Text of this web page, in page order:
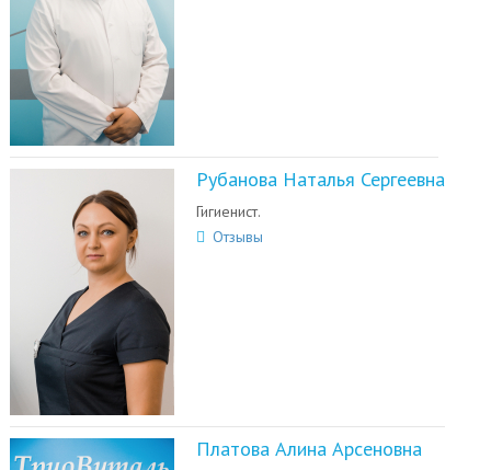
Рубанова Наталья Сергеевна
Гигиенист.
Отзывы
Платова Алина Арсеновна